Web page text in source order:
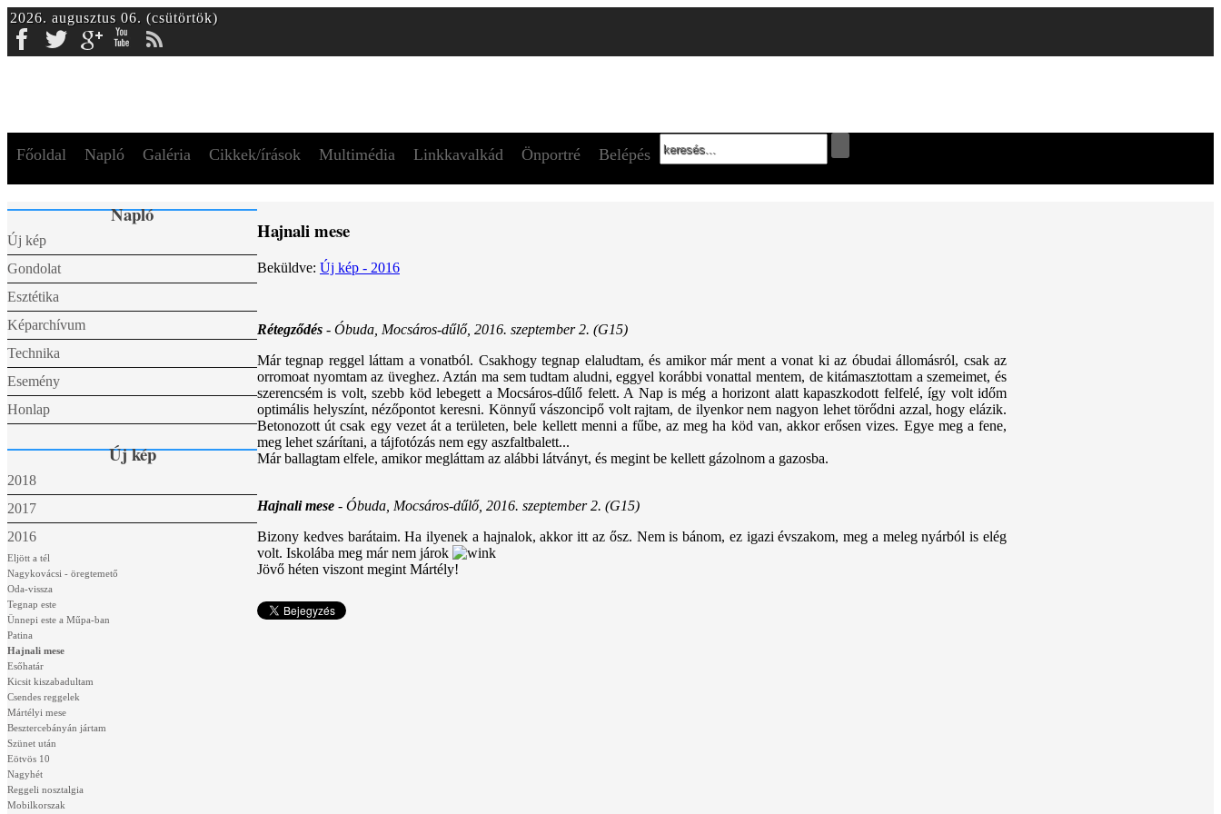
2026. augusztus 06. (csütörtök)
FacebookTwittergplusYoutube
Főoldal Napló Galéria Cikkek/írások Multimédia Linkkavalkád Önportré Belépés
Hajnali mese
Beküldve: Új kép - 2016
Rétegződés - Óbuda, Mocsáros-dűlő, 2016. szeptember 2. (G15)
Már tegnap reggel láttam a vonatból. Csakhogy tegnap elaludtam, és amikor már ment a vonat ki az óbudai állomásról, csak az
orromoat nyomtam az üveghez. Aztán ma sem tudtam aludni, eggyel korábbi vonattal mentem, de kitámasztottam a szemeimet, és
szerencsém is volt, szebb köd lebegett a Mocsáros-dűlő felett. A Nap is még a horizont alatt kapaszkodott felfelé, így volt időm
optimális helyszínt, nézőpontot keresni. Könnyű vászoncipő volt rajtam, de ilyenkor nem nagyon lehet törődni azzal, hogy elázik.
Betonozott út csak egy vezet át a területen, bele kellett menni a fűbe, az meg ha köd van, akkor erősen vizes. Egye meg a fene,
meg lehet szárítani, a tájfotózás nem egy aszfaltbalett...
Már ballagtam elfele, amikor megláttam az alábbi látványt, és megint be kellett gázolnom a gazosba.
Hajnali mese - Óbuda, Mocsáros-dűlő, 2016. szeptember 2. (G15)
Bizony kedves barátaim. Ha ilyenek a hajnalok, akkor itt az ősz. Nem is bánom, ez igazi évszakom, meg a meleg nyárból is elég
volt. Iskolába meg már nem járok
Jövő héten viszont megint Mártély!
Napló
Új kép
Gondolat
Esztétika
Képarchívum
Technika
Esemény
Honlap
Újkép
2018
2017
2016
Eljött a tél
Nagykovácsi - öregtemető
Oda-vissza
Tegnap este
Ünnepi este a Műpa-ban
Patina
Hajnali mese
Esőhatár
Kicsit kiszabadultam
Csendes reggelek
Mártélyi mese
Besztercebányán jártam
Szünet után
Eötvös 10
Nagyhét
Reggeli nosztalgia
Mobilkorszak